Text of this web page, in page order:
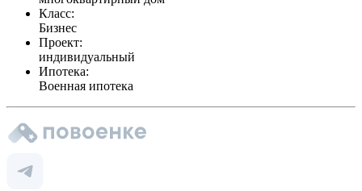
Класс:
Бизнес
Проект:
индивидуальный
Ипотека:
Военная ипотека